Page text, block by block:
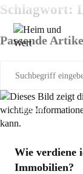
Zum
Inhalt
springen
Schlagwort:
Passende
Allgemein
Wie verdiene
Immobilien?